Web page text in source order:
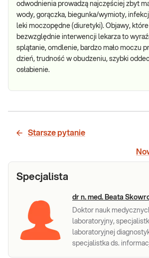
odwodnienia prowadzą najczęściej zbyt
wody, gorączka, biegunka/wymioty,
leki moczopędne (diuretyki). Objawy,
bezwzględnie interwencji lekarza to
splątanie, omdlenie, bardzo mało moczu
dzień, trudność w obudzeniu, szybki
osłabienie.
Starsze pytanie
Specjalista
dr n. med. Beata
Doktor nauk
laboratoryjny,
laboratoryjnej
specjalistka ds.